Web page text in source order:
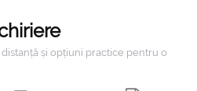
și opțiuni practice pentru o